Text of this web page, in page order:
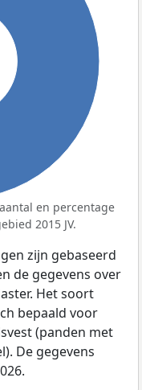
en percentage
2015 JV.
zijn gebaseerd
de gegevens over
Het soort
bepaald voor
(panden met
De gegevens